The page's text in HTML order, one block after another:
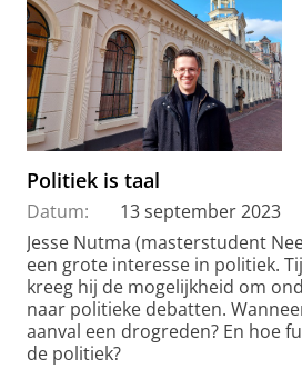
Politiek is taal
Datum:
13 september 2023
Jesse Nutma (masterstudent
een grote interesse in politiek.
kreeg hij de mogelijkheid om
naar politieke debatten.
aanval een drogreden? En hoe
de politiek?